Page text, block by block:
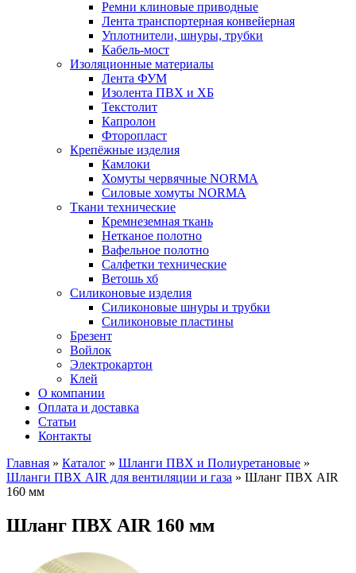
Ремни клиновые приводные
Лента транспортерная конвейерная
Уплотнители, шнуры, трубки
Кабель-мост
Изоляционные материалы
Лента ФУМ
Изолента ПВХ и ХБ
Текстолит
Капролон
Фторопласт
Крепёжные изделия
Камлоки
Хомуты червячные NORMA
Силовые хомуты NORMA
Ткани технические
Кремнеземная ткань
Нетканое полотно
Вафельное полотно
Салфетки технические
Ветошь хб
Силиконовые изделия
Силиконовые шнуры и трубки
Силиконовые пластины
Брезент
Войлок
Электрокартон
Клей
О компании
Оплата и доставка
Статьи
Контакты
Главная » Каталог » Шланги ПВХ и Полиуретановые »
Шланги ПВХ AIR для вентиляции и газа » Шланг ПВХ AIR
160 мм
Шланг ПВХ AIR 160 мм